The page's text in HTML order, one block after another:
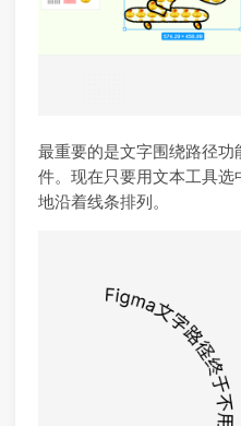
最重要的是文字围绕路径
件。现在只要用文本工具
地沿着线条排列。